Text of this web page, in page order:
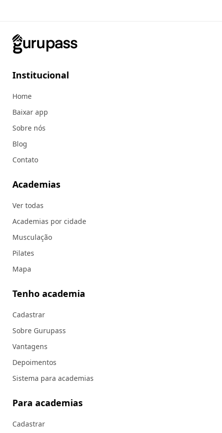
Institucional
Home
Baixar app
Sobre nós
Blog
Contato
Academias
Ver todas
Academias por cidade
Musculação
Pilates
Mapa
Tenho academia
Cadastrar
Sobre Gurupass
Vantagens
Depoimentos
Sistema para academias
Para academias
Cadastrar